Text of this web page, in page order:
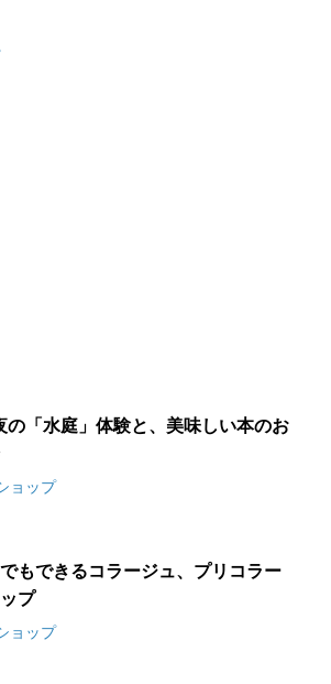
「水庭」体験と、美味しい本のお
ョップ
もできるコラージュ、プリコラー
プ
ョップ